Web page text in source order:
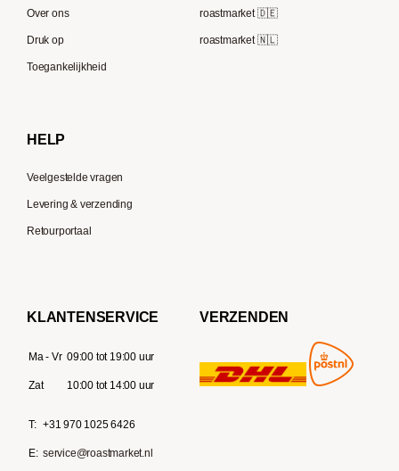
Speicherstadt Kaffee
Supremo
Moccamaster
Over ons
Druk op
Toegankelijkheid
roastmarket 🇩🇪
roastmarket 🇳🇱
HELP
Veelgestelde vragen
Levering & verzending
Retourportaal
KLANTENSERVICE
Ma - Vr 09:00 tot 19:00 uur
Zat 10:00 tot 14:00 uur
T: +31 970 1025 6426
E: service@roastmarket.nl
VERZENDEN